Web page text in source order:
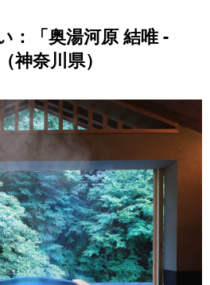
：「奥湯河原 結唯 -
神奈川県）